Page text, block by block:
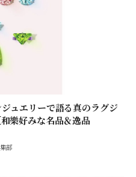
ジュエリーで語る真のラグジ
樂好みな名品＆逸品
部